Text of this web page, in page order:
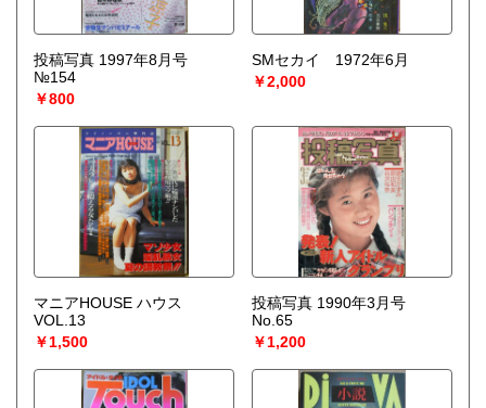
投稿写真 1997年8月号
№154
￥800
SMセカイ 1972年6月
￥2,000
マニアHOUSE ハウス
VOL.13
￥1,500
投稿写真 1990年3月号
No.65
￥1,200